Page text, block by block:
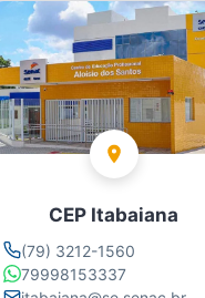
CEP Itabaiana
(79) 3212-1560
79998153337